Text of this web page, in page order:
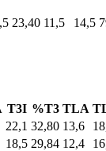
23,40 11,5 14,5
T3I %T3 TLA
22,1 32,80 13,6
18,5 29,84 12,4